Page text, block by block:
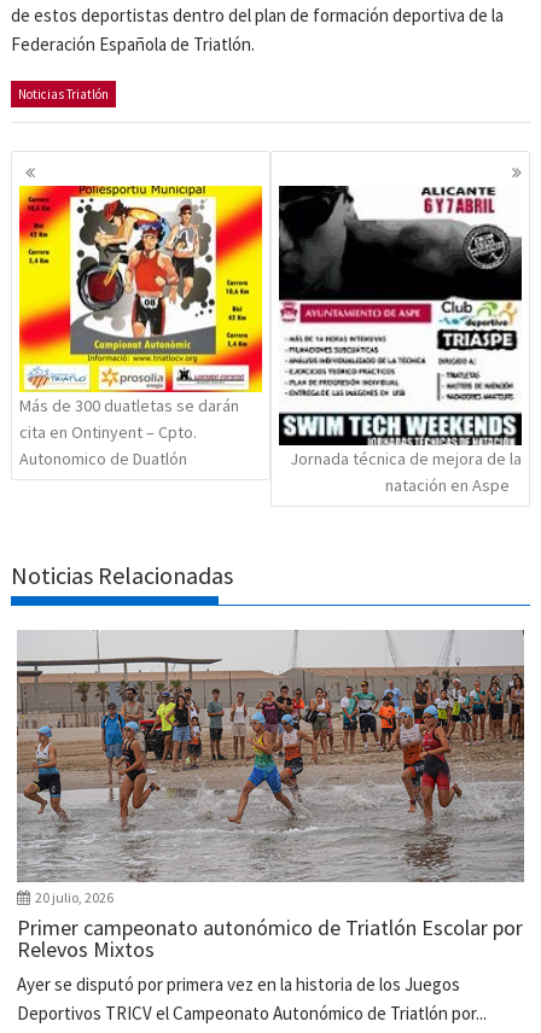
de estos deportistas dentro del plan de formación deportiva de la
Federación Española de Triatlón.
Noticias Triatlón
Navegación
de
entradas
Más de 300 duatletas se darán
cita en Ontinyent – Cpto.
Autonomico de Duatlón
Jornada técnica de mejora de la
natación en Aspe
Noticias Relacionadas
20 julio, 2026
Primer campeonato autonómico de Triatlón Escolar por
Relevos Mixtos
Ayer se disputó por primera vez en la historia de los Juegos
Deportivos TRICV el Campeonato Autonómico de Triatlón por...